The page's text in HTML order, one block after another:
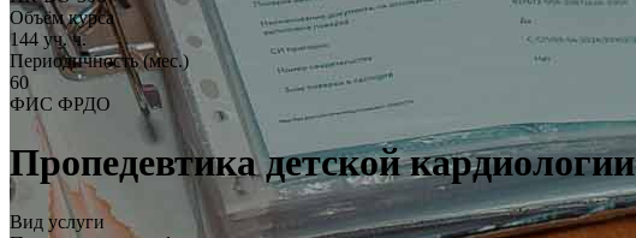
Объём курса
144 уч. ч.
Периодичность (мес.)
60
ФИС ФРДО
Пропедевтика детской кардиологии
Вид услуги